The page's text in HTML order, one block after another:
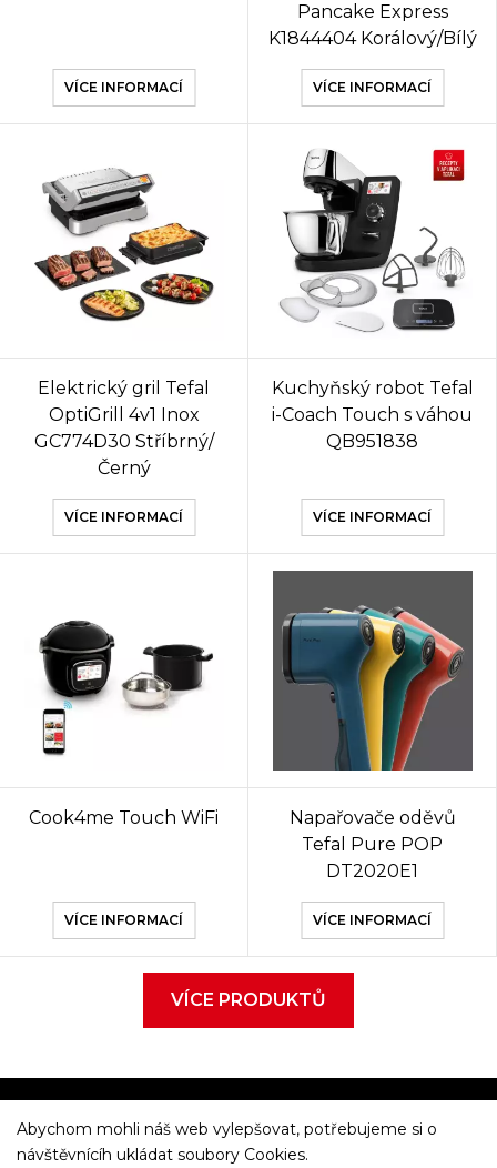
VÍCE INFORMACÍ
Pancake Express
K1844404 Korálový/Bílý
VÍCE INFORMACÍ
Elektrický gril Tefal
OptiGrill 4v1 Inox
GC774D30 Stříbrný/
Černý
VÍCE INFORMACÍ
Kuchyňský robot Tefal
i-Coach Touch s váhou
QB951838
VÍCE INFORMACÍ
Cook4me Touch WiFi
VÍCE INFORMACÍ
Napařovače oděvů
Tefal Pure POP
DT2020E1
VÍCE INFORMACÍ
VÍCE PRODUKTŮ
Večeříme společně
Abychom mohli náš web vylepšovat, potřebujeme si o
návštěvnícíh ukládat soubory Cookies.